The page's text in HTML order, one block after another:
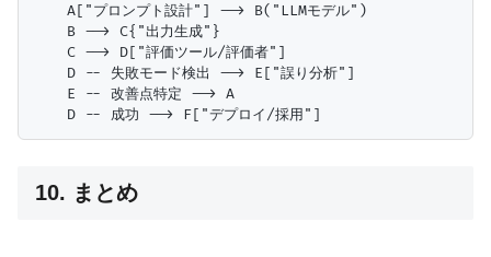
    A["プロンプト設計"] --> B("LLMモデル")
    B --> C{"出力生成"}
    C --> D["評価ツール/評価者"]
    D -- 失敗モード検出 --> E["誤り分析"]
    E -- 改善点特定 --> A
10. まとめ